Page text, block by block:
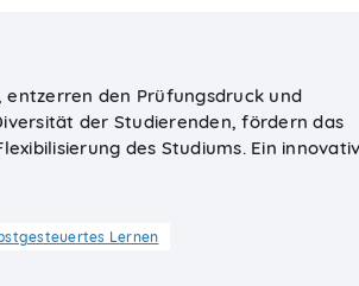
den Prüfungsdruck und
der Studierenden, fördern das
des Studiums. Ein
Lernen